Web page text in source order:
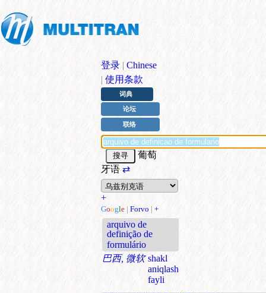
登录 | Chinese
| 使用条款
词典
论坛
联络
葡萄
牙语⇄
+
Google | Forvo | +
arquivo de
definição de
formulário
巴西, 微软 shakl
aniqlash
fayli